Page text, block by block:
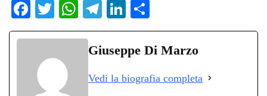
Fa
ce
ok
T
wi
r
W
ha
ts
pp
Te
le
gr
m
Li
nk
ed
on
di
di
Giuseppe Di Marzo
Vedi la biografia completa